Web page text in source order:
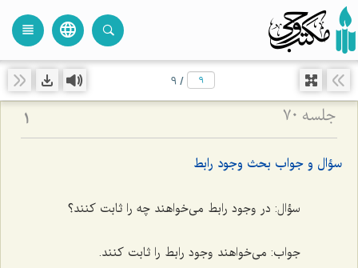
language
view_headline
/
9
جلسه ۷۰ 1
سؤال و جواب بحث وجود رابط
سؤال:در وجود رابط مى‌خواهند چه را ثابت كنند؟
جواب:مى‌خواهند وجود رابط را ثابت كنند.